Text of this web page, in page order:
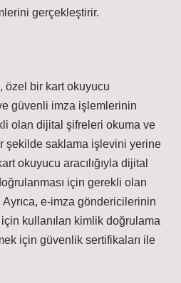
gerçekleştirir.
özel bir kart okuyucu
güvenli imza işlemlerinin
olan dijital şifreleri okuma ve
şekilde saklama işlevini yerine
okuyucu aracılığıyla dijital
için gerekli olan
e-imza göndericilerinin
kullanılan kimlik doğrulama
için güvenlik sertifikaları ile